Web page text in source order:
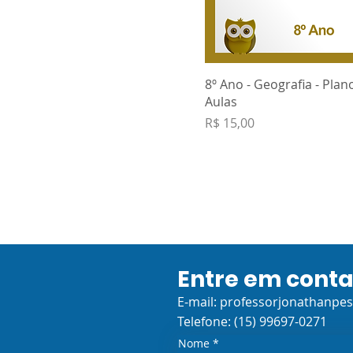
8º Ano - Geografia -
Aulas
Preço
R$ 15,00
Entre em
E-mail:
Telefone: (15) 99697-0271
Nome *